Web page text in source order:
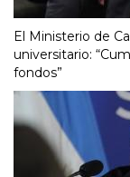
El Ministerio de
universitario:
fondos”